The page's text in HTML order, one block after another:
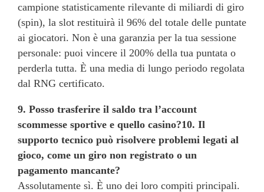
campione statisticamente rilevante di miliardi di giro
(spin), la slot restituirà il 96% del totale delle puntate
ai giocatori. Non è una garanzia per la tua sessione
personale: puoi vincere il 200% della tua puntata o
perderla tutta. È una media di lungo periodo regolata
dal RNG certificato.
9. Posso trasferire il saldo tra l’account
scommesse sportive e quello casino?10. Il
supporto tecnico può risolvere problemi legati al
gioco, come un giro non registrato o un
pagamento mancante?
Assolutamente sì. È uno dei loro compiti principali.